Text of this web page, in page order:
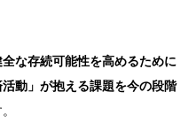
な存続可能性を高めるために
動」が抱える課題を今の段階